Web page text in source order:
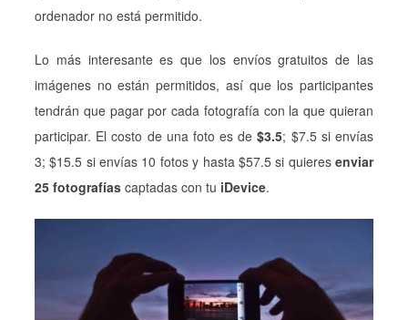
ordenador no está permitido.
Lo más interesante es que los envíos gratuitos de las
imágenes no están permitidos, así que los participantes
tendrán que pagar por cada fotografía con la que quieran
participar. El costo de una foto es de$3.5; $7.5 si envías
3; $15.5 si envías 10 fotos y hasta $57.5 si quieres enviar
25 fotografías captadas con tu iDevice.